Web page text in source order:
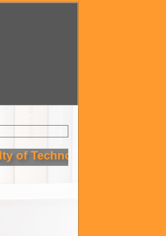
of Technology Setif 1